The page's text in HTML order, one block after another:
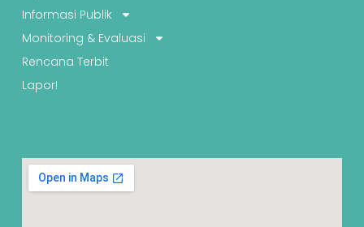
Informasi Publik
Monitoring & Evaluasi
Rencana Terbit
Lapor!